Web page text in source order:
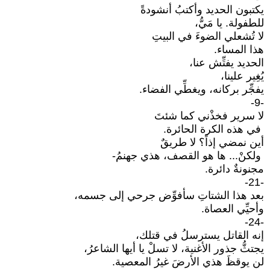
يكتبون الحديد وأكتبُ أنشودةً
للطفولة. يا مَيُّ،
لا تُشعلي الضوءَ في البيتِ
هذا المساء.
الحديد يفتِّش عنا،
يُغِير علينا،
يفجِّر بركانه، ويغطِّي الفضاء.
-9-
لا سرير فخذْني كما شئتَ
في هذه الكرة الحائرة.
أين نمضي إذاً؟ لا طريقٌ
ولكنْ... ها هو القصف، هذي جهنمُ-
مجنونةٌ دائرة.
-21-
بعد هذا الشتاتِ سأفوِّض جرحي إلى جسمه،
وأحيِّي العصاة.
-24-
إنه القاتل يسترسلُ في قتلك،
يجتثُّ جذور الأغنية، لا تسلْ يا أيها الشاعرُ،
لن يوقظَ هذي الأرضَ غيرُ المعصية.